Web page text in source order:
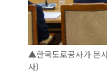
▲한국도로공사가 본
사)